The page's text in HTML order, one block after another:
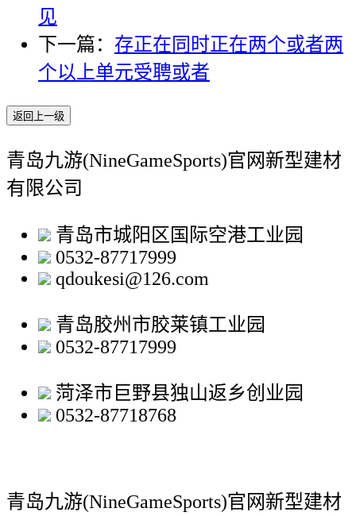
见
下一篇： 存正在同时正在两个或者两
个以上单元受聘或者
返回上一级
青岛九游(NineGameSports)官网新型建材
有限公司
青岛市城阳区国际空港工业园
0532-87717999
qdoukesi@126.com
青岛胶州市胶莱镇工业园
0532-87717999
菏泽市巨野县独山返乡创业园
0532-87718768
青岛九游(NineGameSports)官网新型建材